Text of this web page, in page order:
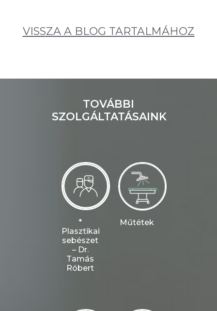
VISSZA A BLOG TARTALMÁHOZ
TOVÁBBI
SZOLGÁLTATÁSAINK
*
Plasztikai
sebészet
– Dr.
Tamás
Róbert
Műtétek